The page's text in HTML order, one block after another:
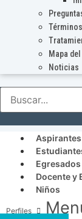
Mapa
Noticias
Aspirantes
Egresados
Docente y
Niños